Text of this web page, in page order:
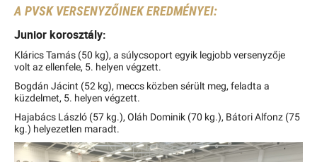
A PVSK VERSENYZŐINEK EREDMÉNYEI:
Junior korosztály:
Klárics Tamás (50 kg), a súlycsoport egyik legjobb versenyzője
volt az ellenfele, 5. helyen végzett.
Bogdán Jácint (52 kg), meccs közben sérült meg, feladta a
küzdelmet, 5. helyen végzett.
Hajabács László (57 kg.), Oláh Dominik (70 kg.), Bátori Alfonz (75
kg.) helyezetlen maradt.